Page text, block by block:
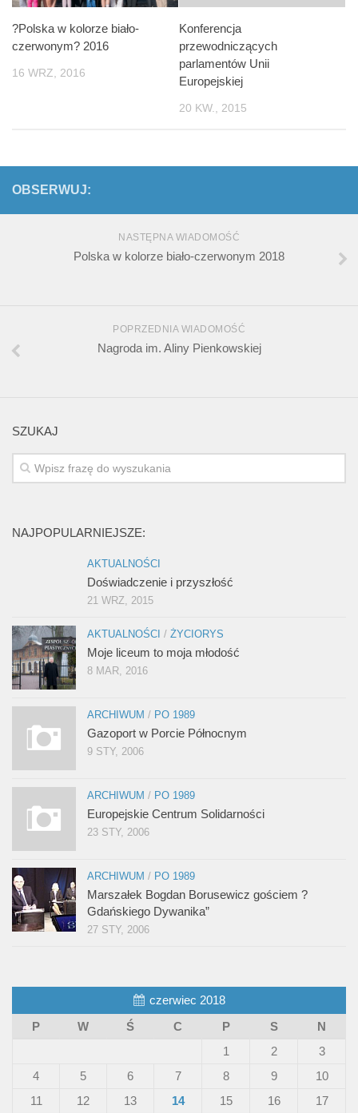
?Polska w kolorze biało-
czerwonym? 2016
16 WRZ, 2016
Konferencja
przewodniczących
parlamentów Unii
Europejskiej
20 KW., 2015
OBSERWUJ:
NASTĘPNA WIADOMOŚĆ
Polska w kolorze biało-czerwonym 2018
POPRZEDNIA WIADOMOŚĆ
Nagroda im. Aliny Pienkowskiej
SZUKAJ
NAJPOPULARNIEJSZE:
AKTUALNOŚCI
Doświadczenie i przyszłość
21 WRZ, 2015
AKTUALNOŚCI / ŻYCIORYS
Moje liceum to moja młodość
8 MAR, 2016
ARCHIWUM / PO 1989
Gazoport w Porcie Północnym
9 STY, 2006
ARCHIWUM / PO 1989
Europejskie Centrum Solidarności
23 STY, 2006
ARCHIWUM / PO 1989
Marszałek Bogdan Borusewicz gościem ?
Gdańskiego Dywanika”
27 STY, 2006
czerwiec 2018
P
W Ś C P S
N
1
2
3
4
5 6 7 8 9
10
11
12 13 14 15 16
17